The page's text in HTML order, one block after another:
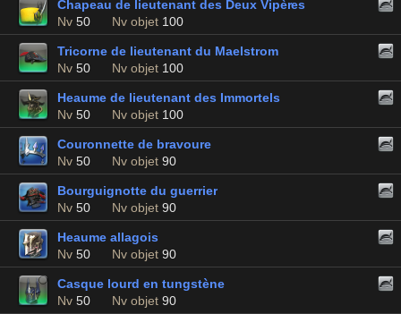
Chapeau de lieutenant des Deux Vipères
Nv 50 Nv objet 100
Tricorne de lieutenant du Maelstrom
Nv 50 Nv objet 100
Heaume de lieutenant des Immortels
Nv 50 Nv objet 100
Couronnette de bravoure
Nv 50 Nv objet 90
Bourguignotte du guerrier
Nv 50 Nv objet 90
Heaume allagois
Nv 50 Nv objet 90
Casque lourd en tungstène
Nv 50 Nv objet 90